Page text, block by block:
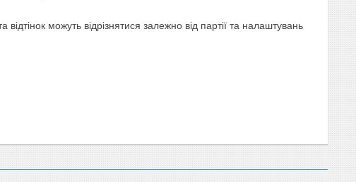
можуть відрізнятися залежно від партії та налаштувань